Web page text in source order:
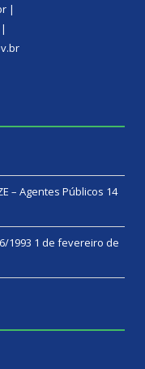
|
– Agentes Públicos 14
1993 1 de fevereiro de